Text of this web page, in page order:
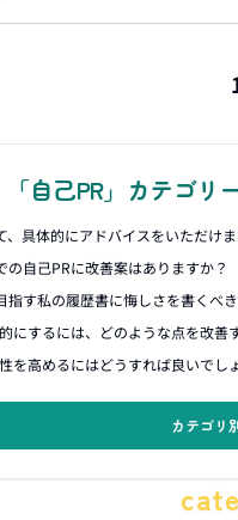
自己PR」カテゴリ
、具体的にアドバイスをいただけま
自己PRに改善案はありますか？
指す私の履歴書に悔しさを書くべ
にするには、どのような点を改善
を高めるにはどうすれば良いでし
カテゴリ